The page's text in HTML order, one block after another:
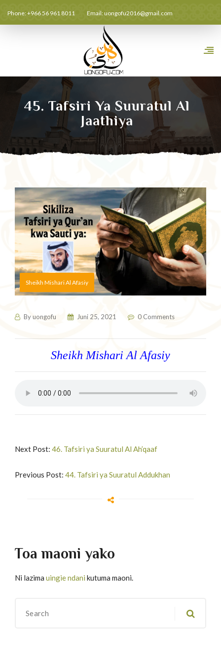
Phone: +966 56 961 8011 Email:uongofu2016@gmail.com
45. Tafsiri Ya Suuratul Al
Jaathiya
Sheikh Mishari Al Afasiy
Byuongofu Juni 25, 2021 0 Comments
Sheikh Mishari Al Afasiy
Next Post: 46. Tafsiri ya Suuratul Al Ah’qaaf
Previous Post: 44. Tafsiri ya Suuratul Addukhan
Toa maoni yako
Ni lazima uingie ndani kutuma maoni.